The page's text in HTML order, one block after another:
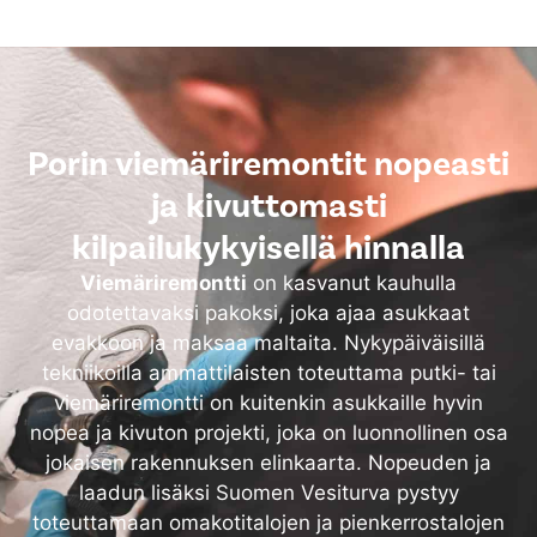
Porin viemäriremontit nopeasti
ja kivuttomasti
kilpailukykyisellä hinnalla
Viemäriremontti on kasvanut kauhulla
odotettavaksi pakoksi, joka ajaa asukkaat
evakkoon ja maksaa maltaita. Nykypäiväisillä
tekniikoilla ammattilaisten toteuttama putki- tai
viemäriremontti on kuitenkin asukkaille hyvin
nopea ja kivuton projekti, joka on luonnollinen osa
jokaisen rakennuksen elinkaarta. Nopeuden ja
laadun lisäksi Suomen Vesiturva pystyy
toteuttamaan omakotitalojen ja pienkerrostalojen